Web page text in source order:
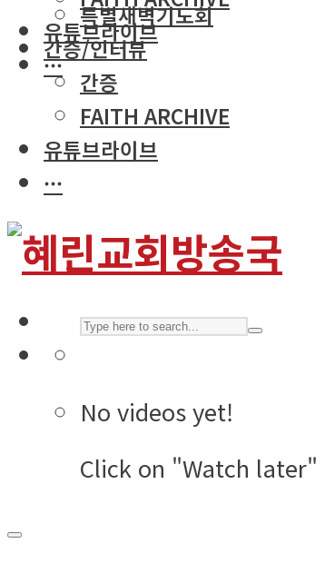
유튜브라이브
···
특별새벽기도회
간증/인터뷰
간증
FAITH ARCHIVE
유튜브라이브
···
No videos yet!
Click on "Watch